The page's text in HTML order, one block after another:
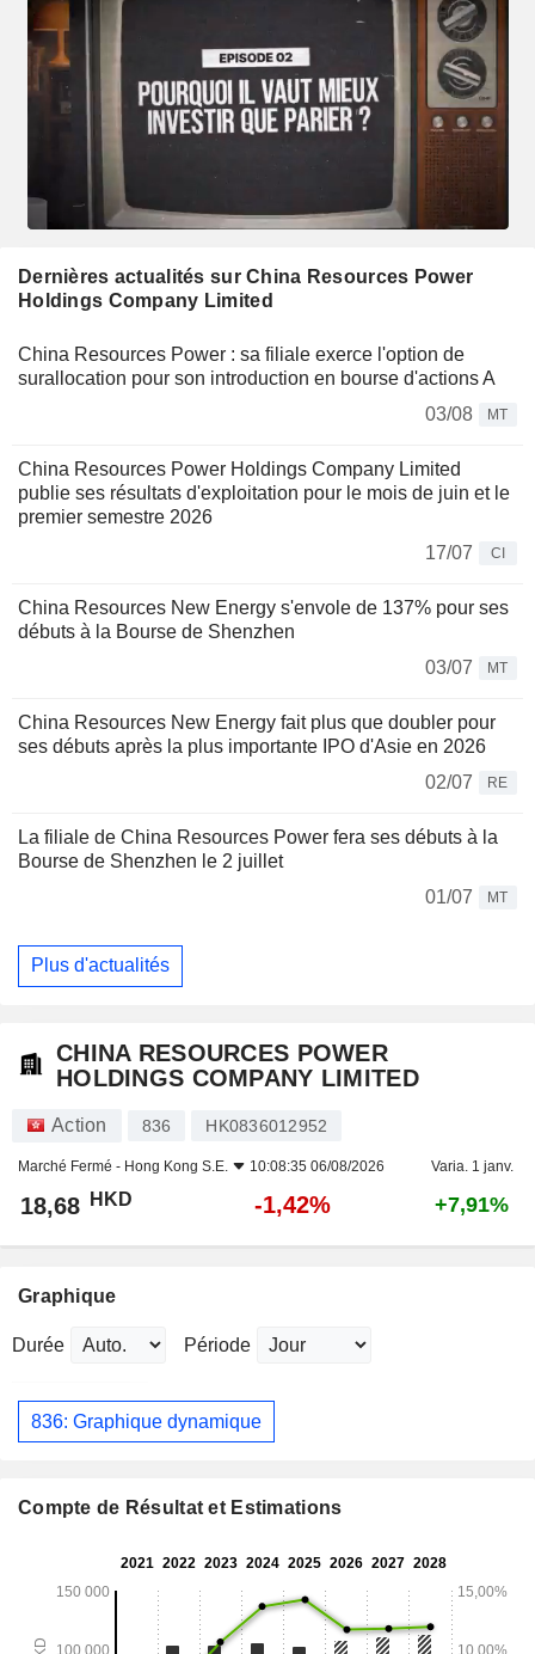
Dernières actualités sur China Resources Power
Holdings Company Limited
China Resources Power : sa filiale exerce l'option de
surallocation pour son introduction en bourse d'actions A
03/08
MT
China Resources Power Holdings Company Limited
publie ses résultats d'exploitation pour le mois de juin et le
premier semestre 2026
17/07
CI
China Resources New Energy s'envole de 137% pour ses
débuts à la Bourse de Shenzhen
03/07
MT
China Resources New Energy fait plus que doubler pour
ses débuts après la plus importante IPO d'Asie en 2026
02/07
RE
La filiale de China Resources Power fera ses débuts à la
Bourse de Shenzhen le 2 juillet
01/07
MT
Plus d'actualités
CHINA RESOURCES POWER
HOLDINGS COMPANY LIMITED
Action 836 HK0836012952
Marché Fermé - Hong Kong S.E. 10:08:35 06/08/2026 Varia. 1 janv.
18,68 HKD -1,42% +7,91%
Graphique
Durée Période
836: Graphique dynamique
Compte de Résultat et Estimations